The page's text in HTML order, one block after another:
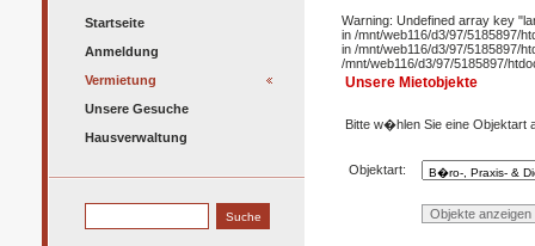
Startseite
Anmeldung
Vermietung
Unsere Gesuche
Hausverwaltung
Warning: Undefined array key
in /mnt/web116/d3/97/5185897/
in /mnt/web116/d3/97/5185897/
/mnt/web116/d3/97/5185897/
Unsere Mietobjekte
Bitte w�hlen Sie eine Objektart
Objektart: